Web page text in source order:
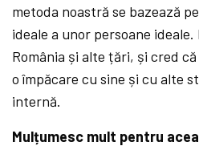
metoda noastră se bazează
ideale a unor persoane
România și alte țări, și cred
o împăcare cu sine și cu alte
internă.
Mulțumesc mult pentru